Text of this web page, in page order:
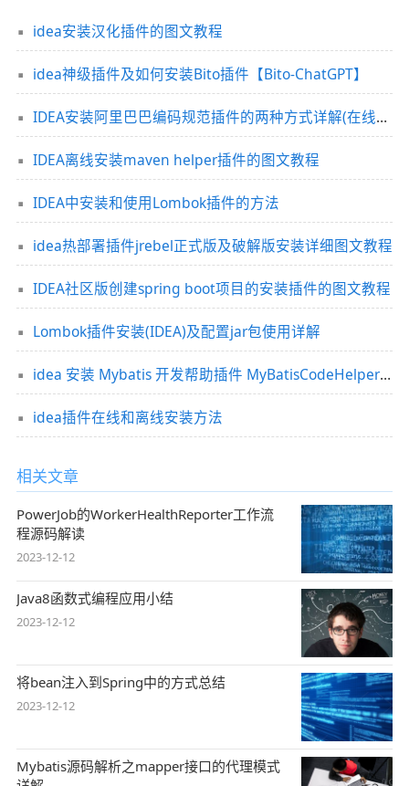
idea安装汉化插件的图文教程
idea神级插件及如何安装Bito插件【Bito-ChatGPT】
IDEA安装阿里巴巴编码规范插件的两种方式详解(在线安装和离线安装)
IDEA离线安装maven helper插件的图文教程
IDEA中安装和使用Lombok插件的方法
idea热部署插件jrebel正式版及破解版安装详细图文教程
IDEA社区版创建spring boot项目的安装插件的图文教程
Lombok插件安装(IDEA)及配置jar包使用详解
idea 安装 Mybatis 开发帮助插件 MyBatisCodeHelper-Pro 插件破解版的方法
idea插件在线和离线安装方法
相关文章
PowerJob的WorkerHealthReporter工作流
程源码解读
2023-12-12
Java8函数式编程应用小结
2023-12-12
将bean注入到Spring中的方式总结
2023-12-12
Mybatis源码解析之mapper接口的代理模式